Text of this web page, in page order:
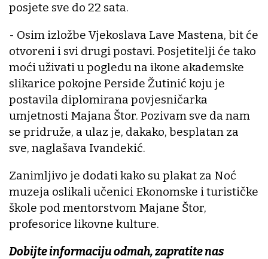
posjete sve do 22 sata.
- Osim izložbe Vjekoslava Lave Mastena, bit će
otvoreni i svi drugi postavi. Posjetitelji će tako
moći uživati u pogledu na ikone akademske
slikarice pokojne Perside Žutinić koju je
postavila diplomirana povjesničarka
umjetnosti Majana Štor. Pozivam sve da nam
se pridruže, a ulaz je, dakako, besplatan za
sve, naglašava Ivandekić.
Zanimljivo je dodati kako su plakat za Noć
muzeja oslikali učenici Ekonomske i turističke
škole pod mentorstvom Majane Štor,
profesorice likovne kulture.
Dobijte informaciju odmah, zapratite nas